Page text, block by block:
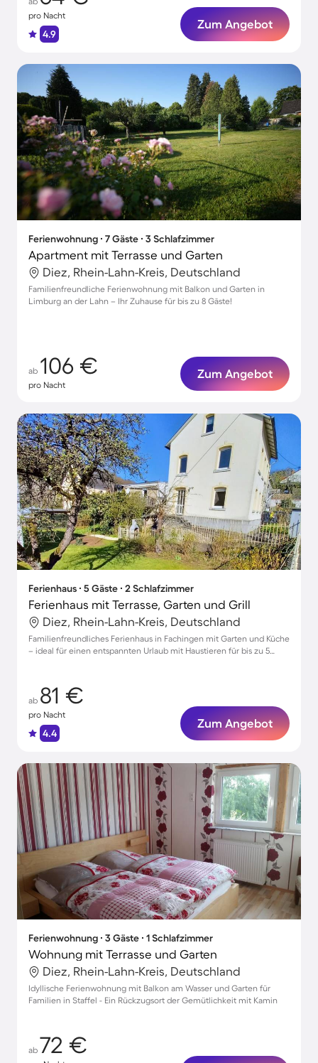
pro Nacht
4.9
Zum Angebot
Ferienwohnung ∙ 7 Gäste ∙ 3 Schlafzimmer
Apartment mit Terrasse und Garten
Diez, Rhein-Lahn-Kreis, Deutschland
Familienfreundliche Ferienwohnung mit Balkon und Garten in
Limburg an der Lahn – Ihr Zuhause für bis zu 8 Gäste!
ab 106 €
pro Nacht
Zum Angebot
Ferienhaus ∙ 5 Gäste ∙ 2 Schlafzimmer
Ferienhaus mit Terrasse, Garten und Grill
Diez, Rhein-Lahn-Kreis, Deutschland
Familienfreundliches Ferienhaus in Fachingen mit Garten und Küche
– ideal für einen entspannten Urlaub mit Haustieren für bis zu 5
ab 81 €
pro Nacht
4.4
Zum Angebot
Ferienwohnung ∙ 3 Gäste ∙ 1 Schlafzimmer
Wohnung mit Terrasse und Garten
Diez, Rhein-Lahn-Kreis, Deutschland
Idyllische Ferienwohnung mit Balkon am Wasser und Garten für
Familien in Staffel - Ein Rückzugsort der Gemütlichkeit mit Kamin
ab 72 €